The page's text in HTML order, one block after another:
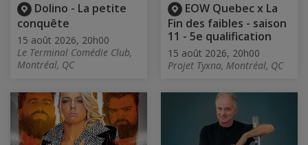
Dolino - La petite
conquête
15 août 2026, 20h00
Le Terminal Comédie Club,
Montréal, QC
EOW Quebec x La
Fin des faibles - saison
11 - 5e qualification
15 août 2026, 20h00
Projet Tyxna, Montréal, QC